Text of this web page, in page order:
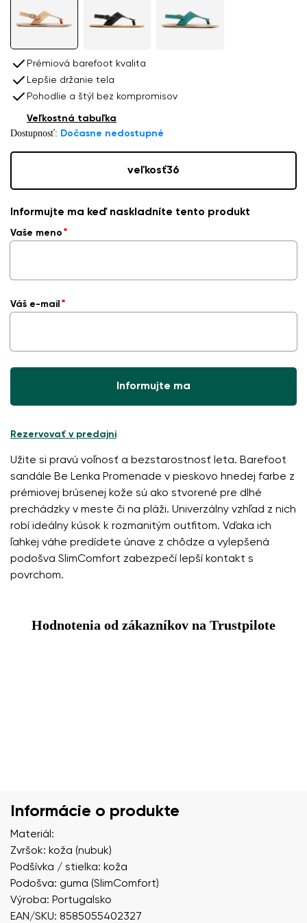
Užite si pravú voľnosť a bezstarostnosť leta. Barefoot
sandále Be Lenka Promenade v pieskovo hnedej farbe z
prémiovej brúsenej kože sú ako stvorené pre dlhé
prechádzky v meste či na pláži. Univerzálny vzhľad z nich
robí ideálny kúsok k rozmanitým outfitom. Vďaka ich
ľahkej váhe predídete únave z chôdze a vylepšená
podošva SlimComfort zabezpečí lepší kontakt s
povrchom.
Prémiová barefoot kvalita
Lepšie držanie tela
Pohodlie a štýl bez kompromisov
Dostupnosť: Dočasne nedostupné
Veľkostná tabuľka
veľkosť36
Informujte ma keď naskladníte tento produkt
Vaše meno
Váš e-mail
Informujte ma
Rezervovať v predajni
Hodnotenia od zákazníkov na Trustpilote
Informácie o produkte
Materiál:
Zvršok: koža (nubuk)
Podšívka / stielka: koža
Podošva: guma (SlimComfort)
Výroba: Portugalsko
EAN/SKU: 8585055402327